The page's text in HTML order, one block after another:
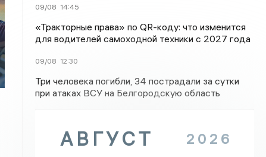
09/08 14:45
«Тракторные права» по QR-коду: что изменится
для водителей самоходной техники с 2027 года
09/08 12:30
Три человека погибли, 34 пострадали за сутки
при атаках ВСУ на Белгородскую область
АВГУСТ 2026